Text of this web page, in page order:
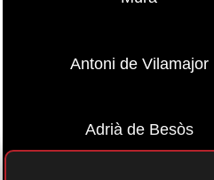
Antoni de Vilamajor
Adrià de Besòs